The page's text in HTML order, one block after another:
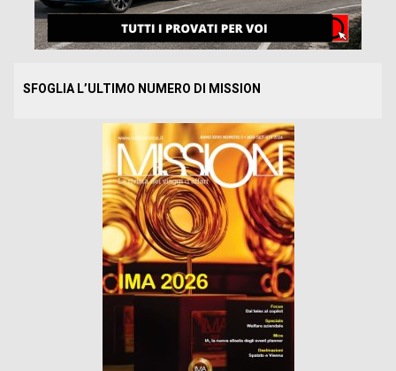
SFOGLIA L’ULTIMO NUMERO DI MISSION